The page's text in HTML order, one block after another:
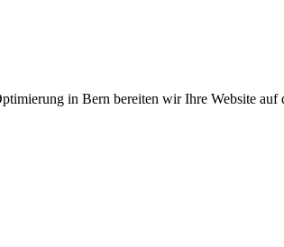
in Bern bereiten wir Ihre Website auf